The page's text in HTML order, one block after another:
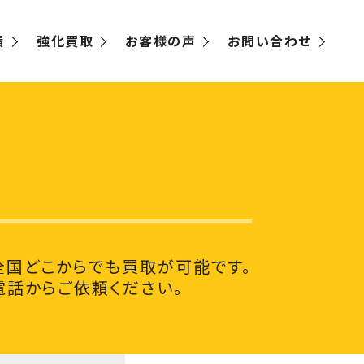
強化買取 お客様の声 お問い合わせ
どこからでも買取が可能です。
からご依頼ください。